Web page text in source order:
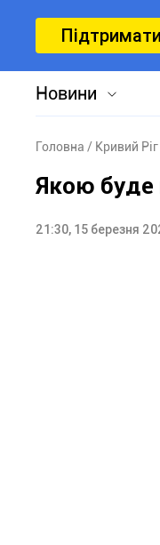
Підтримати
Новини
Головна Кривий Ріг
Якою буде
21:30, 15 березня